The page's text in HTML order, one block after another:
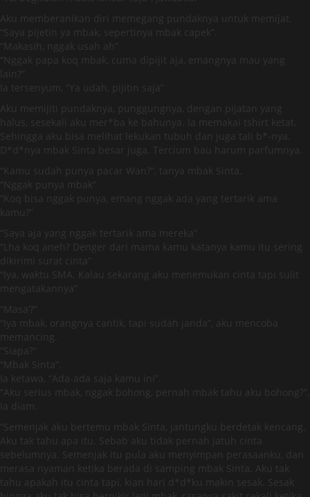
Aku memberanikan diri memegang pundaknya untuk memijat.
“Saya pijetin ya mbak, sepertinya mbak capek”.
“Makasih, nggak usah ah”
“Nggak papa koq mbak, cuma dipijit aja, emangnya mau yang
lain?”
Ia tersenyum, “Ya udah, pijitin saja”
Aku memijiti pundaknya, punggungnya, dengan pijatan yang
halus, sesekali aku mer*ba ke bahunya. Ia memakai tshirt ketat.
Sehingga aku bisa melihat lekukan tubuh dan juga tali b*-nya.
D*d*nya mbak Sinta besar juga. Tercium bau harum parfumnya.
“Kamu sudah punya pacar Wan?”, tanya mbak Sinta.
“Nggak punya mbak”
“Koq bisa nggak punya, emang nggak ada yang tertarik ama
kamu?”
“Saya aja yang nggak tertarik ama mereka”
“Lha koq aneh? Denger dari mama kamu katanya kamu itu sering
dikirimi surat cinta”
“Iya, waktu SMA. Kalau sekarang aku menemukan cinta tapi sulit
mengatakannya”
“Masa’?”
“Iya mbak, orangnya cantik, tapi sudah janda”, aku mencoba
memancing.
“Siapa?”
“Mbak Sinta”.
Ia ketawa, “Ada-ada saja kamu ini”.
“Aku serius mbak, nggak bohong, pernah mbak tahu aku bohong?”,
Ia diam.
“Semenjak aku bertemu mbak Sinta, jantungku berdetak kencang.
Aku tak tahu apa itu. Sebab aku tidak pernah jatuh cinta
sebelumnya. Semenjak itu pula aku menyimpan perasaanku, dan
merasa nyaman ketika berada di samping mbak Sinta. Aku tak
tahu apakah itu cinta tapi, kian hari d*d*ku makin sesak. Sesak